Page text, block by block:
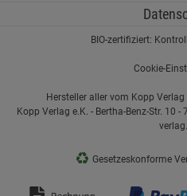
BIO-zertifiziert:
Cookie-
Hersteller aller vom Kopp
Kopp Verlag e.K. - Bertha-Benz-Str. 10
♻ Gesetzeskonforme